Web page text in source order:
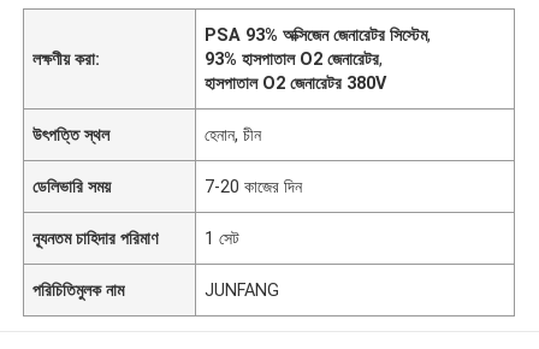
লক্ষণীয় করা:
PSA 93% অক্সিজেন জেনারেটর সিস্টেম,
93% হাসপাতাল O2 জেনারেটর,
হাসপাতাল O2 জেনারেটর 380V
উৎপত্তি স্থল হেনান, চীন
ডেলিভারি সময় 7-20 কাজের দিন
ন্যূনতম চাহিদার পরিমাণ 1 সেট
পরিচিতিমুলক নাম JUNFANG